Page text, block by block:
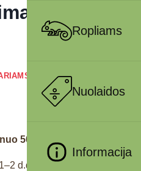
Ropliams
Nuolaidos
Informacija
iki
78.00€
50€
d.d.